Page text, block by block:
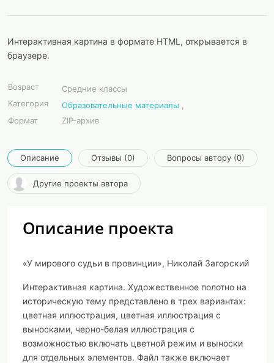
Интерактивная картина в формате HTML, открывается в
браузере.
Возраст
Средние классы
Категория
Образовательные материалы
Формат
ZIP-архив
Описание Отзывы (0) Вопросы автору (0)
Другие проекты автора
Описание проекта
«У мирового судьи в провинции», Николай Загорский
Интерактивная картина. Художественное полотно на
историческую тему представлено в трех вариантах:
цветная иллюстрация, цветная иллюстрация с
выносками, черно-белая иллюстрация с
возможностью включать цветной режим и выноски
для отдельных элементов. Файл также включает